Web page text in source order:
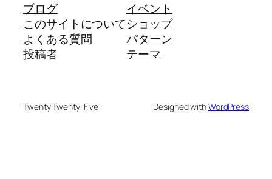
ブログ
このサイトについて
よくある質問
投稿者
イベント
ショップ
パターン
テーマ
Twenty Twenty-Five Designed withWordPress